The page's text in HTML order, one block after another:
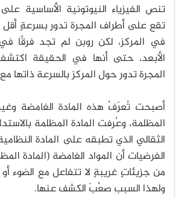
تنص الفيزياء النيوتونية الأساسية
تقع على أطراف المجرة تدور بسرعةٍ
في المركز، لكن روبن لم تجد فرقًا
الأبعد، حتى أنها في الحقيقة
المجرة تدور حول المركز بالسرعة ذاتها
أصبحت تُعرَفُ هذه المادة الغامضة وغير
المظلمة، وعُرفت المادة المظلمة
الثقالي الذي تطبقه على المادة
الفرضيات أن المواد الغامضة (المادة
من جزيئاتٍ غريبةٍ لا تتفاعل مع الضوء أو
ولهذا السبب صعُبَ الكشف عنها.